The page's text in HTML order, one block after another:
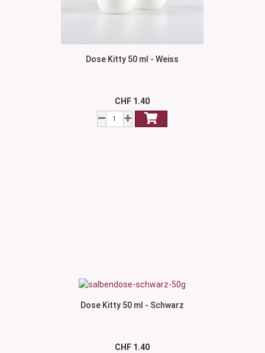
Dose Kitty 50 ml - Weiss
CHF 1.40
Dose Kitty 50 ml - Schwarz
CHF 1.40